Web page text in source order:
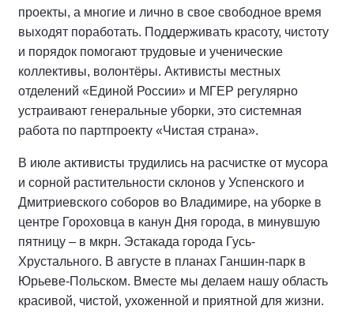
проекты, а многие и лично в свое свободное время
выходят поработать. Поддерживать красоту, чистоту
и порядок помогают трудовые и ученические
коллективы, волонтёры. Активисты местных
отделений «Единой России» и МГЕР регулярно
устраивают генеральные уборки, это системная
работа по партпроекту «Чистая страна».
В июле активисты трудились на расчистке от мусора
и сорной растительности склонов у Успенского и
Дмитриевского соборов во Владимире, на уборке в
центре Гороховца в канун Дня города, в минувшую
пятницу – в мкрн. Эстакада города Гусь-
Хрустального. В августе в планах Ганшин-парк в
Юрьеве-Польском. Вместе мы делаем нашу область
красивой, чистой, ухоженной и приятной для жизни.